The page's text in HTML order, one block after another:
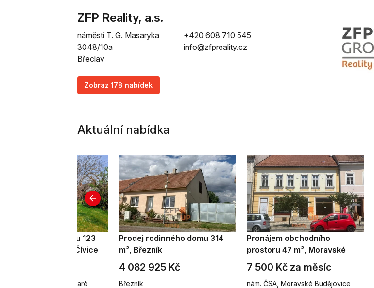
ZFP Reality, a.s.
náměstí T. G. Masaryka
3048/10a
Břeclav
Zobraz 178 nabídek
+420 608 710 545
info@zfpreality.cz
Aktuální nabídka
rodinného domu 123
Pardubice - Staré Čívice
Pardubice - Staré
Prodej rodinného domu 314
m², Březník
4 082 925 Kč
Březník
Pronájem obchodního
prostoru 47 m², Moravské
Budějovice
7 500 Kč za měsíc
nám. ČSA, Moravské Budějovice